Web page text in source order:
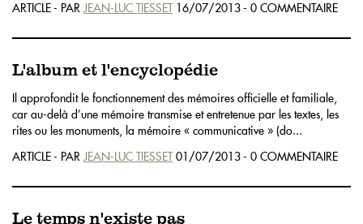
ARTICLE - PAR JEAN-LUC TIESSET16/07/2013 - 0 COMMENTAIRE
L'album et l'encyclopédie
Il approfondit le fonctionnement des mémoires officielle et familiale,
car au-delà d’une mémoire transmise et entretenue par les textes, les
rites ou les monuments, la mémoire « communicative » (do...
ARTICLE - PAR JEAN-LUC TIESSET01/07/2013 - 0 COMMENTAIRE
Le temps n'existe pas